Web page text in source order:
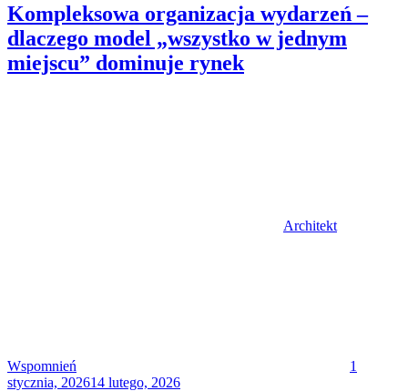
Kompleksowa organizacja wydarzeń –
dlaczego model „wszystko w jednym
miejscu” dominuje rynek
Architekt
Wspomnień
1
stycznia, 202614 lutego, 2026